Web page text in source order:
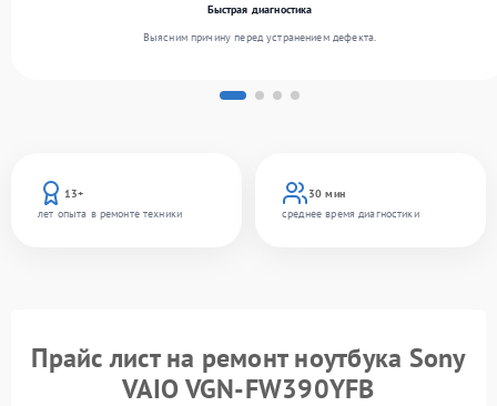
13+
лет опыта в ремонте техники
30 мин
среднее время диагностики
Быстрая диагностика
Выясним причину перед устранением дефекта.
Прайс лист на ремонт ноутбука Sony
VAIO VGN-FW390YFB